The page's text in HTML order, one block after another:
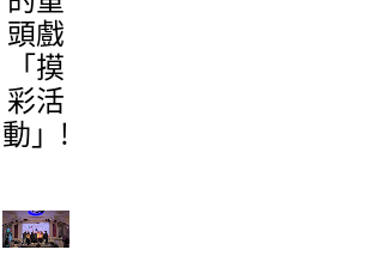
頭戲
「摸
彩活
動」!